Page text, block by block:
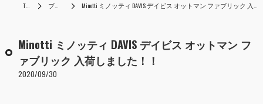
TOP ブログ Minotti ミノッティ DAVIS デイビス オットマン ファブリック 入荷しました！！
Minotti ミノッティ DAVIS デイビス オットマン フ
ァブリック 入荷しました！！
2020/09/30